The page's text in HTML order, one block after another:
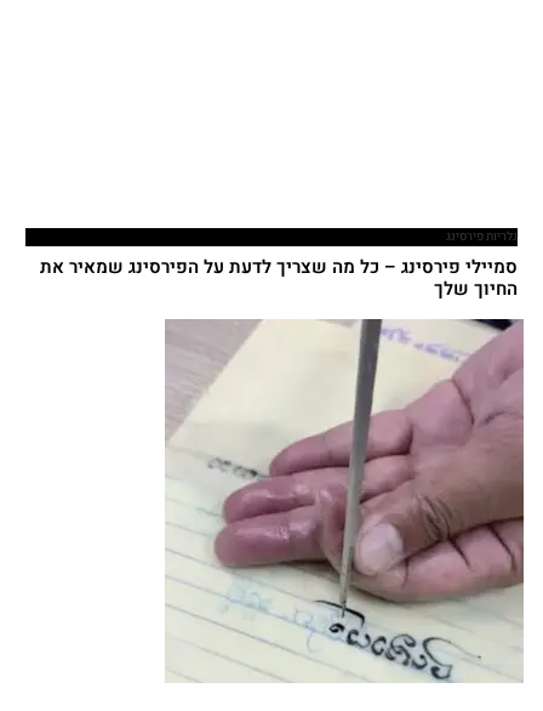
גלריות פירסינג
סמיילי פירסינג – כל מה שצריך לדעת על הפירסינג שמאיר את
החיוך שלך